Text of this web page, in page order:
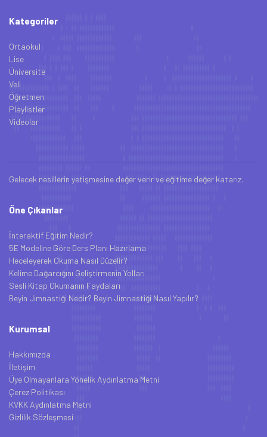
Kategoriler
Ortaokul
Lise
Üniversite
Veli
Öğretmen
Playlistler
Videolar
Gelecek nesillerin yetişmesine değer verir ve eğitime değer katarız.
Öne Çıkanlar
İnteraktif Eğitim Nedir?
5E Modeline Göre Ders Planı Hazırlama
Heceleyerek Okuma Nasıl Düzelir?
Kelime Dağarcığını Geliştirmenin Yolları
Sesli Kitap Okumanın Faydaları
Beyin Jimnastiği Nedir? Beyin Jimnastiği Nasıl Yapılır?
Kurumsal
Hakkımızda
İletişim
Üye Olmayanlara Yönelik Aydınlatma Metni
Çerez Politikası
KVKK Aydınlatma Metni
Gizlilik Sözleşmesi